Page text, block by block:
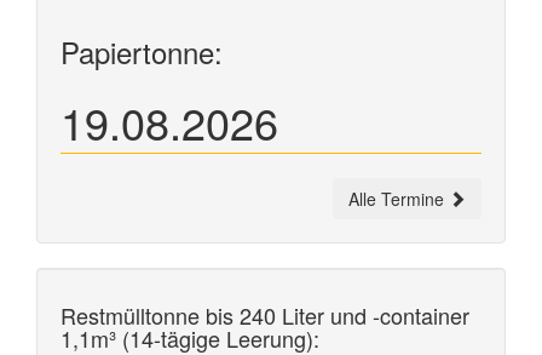
Papiertonne:
19.08.2026
Alle Termine
Restmülltonne bis 240 Liter und -container
1,1m³ (14-tägige Leerung):